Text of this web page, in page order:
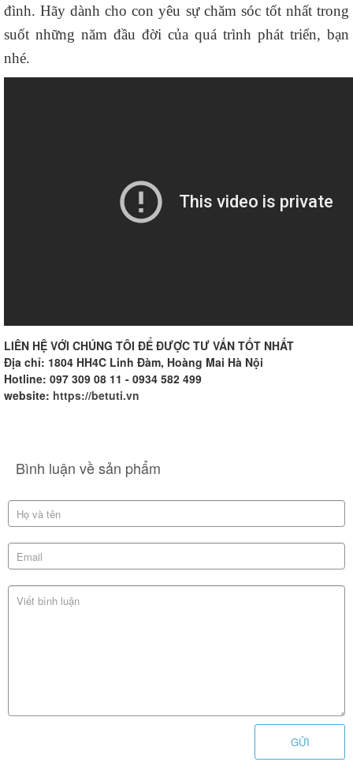
đình. Hãy dành cho con yêu sự chăm sóc tốt nhất trong
suốt những năm đầu đời của quá trình phát triển, bạn
nhé.
LIÊN HỆ VỚI CHÚNG TÔI ĐỂ ĐƯỢC TƯ VẤN TỐT NHẤT
Địa chỉ: 1804 HH4C Linh Đàm, Hoàng Mai Hà Nội
Hotline: 097 309 08 11 - 0934 582 499
website: https://betuti.vn
Bình luận về sản phẩm
GỬI